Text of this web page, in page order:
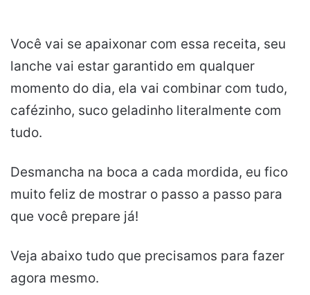
Você vai se apaixonar com essa receita, seu
lanche vai estar garantido em qualquer
momento do dia, ela vai combinar com tudo,
cafézinho, suco geladinho literalmente com
tudo.
Desmancha na boca a cada mordida, eu fico
muito feliz de mostrar o passo a passo para
que você prepare já!
Veja abaixo tudo que precisamos para fazer
agora mesmo.